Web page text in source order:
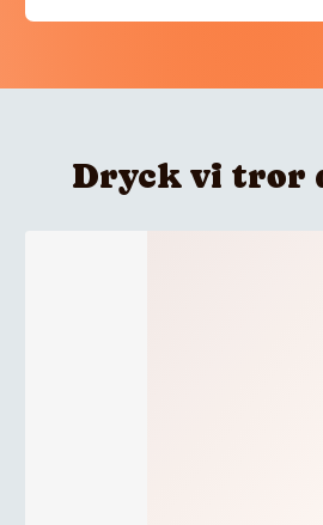
Dryck vi tror